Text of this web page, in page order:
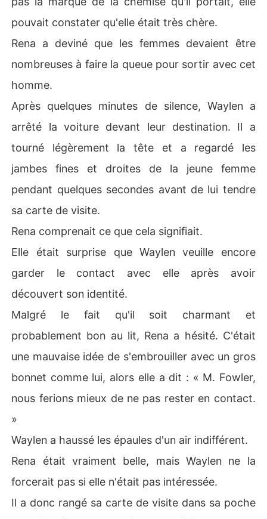
pouvait constater qu'elle était très chère.
Rena a deviné que les femmes devaient être
nombreuses à faire la queue pour sortir avec cet
homme.
Après quelques minutes de silence, Waylen a
arrêté la voiture devant leur destination. Il a
tourné légèrement la tête et a regardé les
jambes fines et droites de la jeune femme
pendant quelques secondes avant de lui tendre
sa carte de visite.
Rena comprenait ce que cela signifiait.
Elle était surprise que Waylen veuille encore
garder le contact avec elle après avoir
découvert son identité.
Malgré le fait qu'il soit charmant et
probablement bon au lit, Rena a hésité. C'était
une mauvaise idée de s'embrouiller avec un gros
bonnet comme lui, alors elle a dit : « M. Fowler,
nous ferions mieux de ne pas rester en contact.
»
Waylen a haussé les épaules d'un air indifférent.
Rena était vraiment belle, mais Waylen ne la
forcerait pas si elle n'était pas intéressée.
Il a donc rangé sa carte de visite dans sa poche